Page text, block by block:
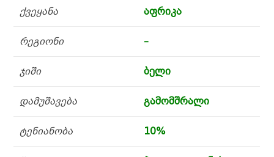
ქვეყანა აფრიკა
რეგიონი –
ჯიში ბელი
დამუშავება გამომშრალი
ტენიანობა 10%